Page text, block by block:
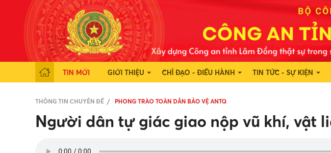
TIN MỚI GIỚI THIỆU CHỈ ĐẠO - ĐIỀU HÀNH TIN TỨC - SỰ KIỆN
THÔNG TIN CHUYÊN ĐỀ PHONG TRÀO TOÀN DÂN BẢO VỆ ANTQ
Người dân tự giác giao nộp vũ khí, vật